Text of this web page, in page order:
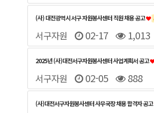
(사) 대전광역시 서구 자원봉사센터 직원 채용 공고
서구자원 02-17 1,013
2025년 (사)대전서구자원봉사센터 사업계획서 공고
서구자원 02-05 888
(사)대전서구자원봉사센터 사무국장 채용 합격자 공고